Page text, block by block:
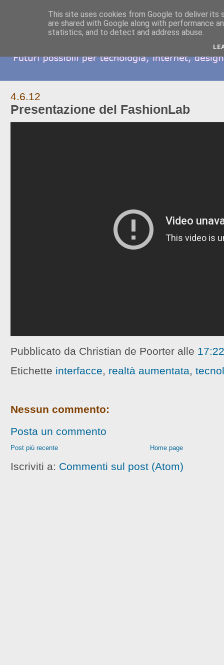
4.6.12
Presentazione del FashionLab
Pubblicato da Christian de Poorter alle 17:22
Etichette interfacce, realtà aumentata,
Nessun commento:
Posta un commento
Post più recente Home page
Iscriviti a: Commenti sul post (Atom)
This site uses cookies from Google to deliver its
are shared with Google along with performance
statistics, and to detect and address abuse.